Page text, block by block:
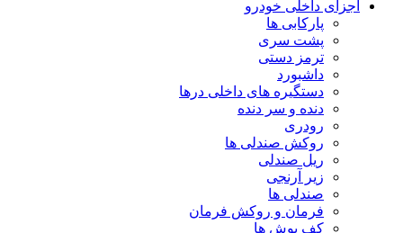
اجزای داخلی خودرو
پارکابی ها
پشت سری
ترمز دستی
داشبورد
دستگیره های داخلی درها
دنده و سر دنده
رودری
روکش صندلی ها
ریل صندلی
زیر آرنجی
صندلی ها
فرمان و روکش فرمان
کف پوش ها